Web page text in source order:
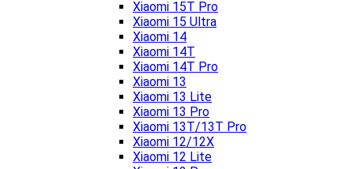
Xiaomi 15T Pro
Xiaomi 15 Ultra
Xiaomi 14
Xiaomi 14T
Xiaomi 14T Pro
Xiaomi 13
Xiaomi 13 Lite
Xiaomi 13 Pro
Xiaomi 13T/13T Pro
Xiaomi 12/12X
Xiaomi 12 Lite